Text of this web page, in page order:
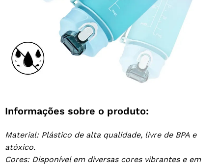
Informações sobre o produto:
Material: Plástico de alta qualidade, livre de BPA e
atóxico.
Cores: Disponível em diversas cores vibrantes e em